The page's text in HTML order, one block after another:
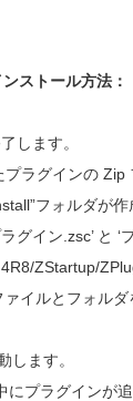
ストール方法：
します。
ラグインの Zip
フォルダが
グイン.zsc’ と ‘
ZStartup/
イルとフォル
します。
にプラグインが